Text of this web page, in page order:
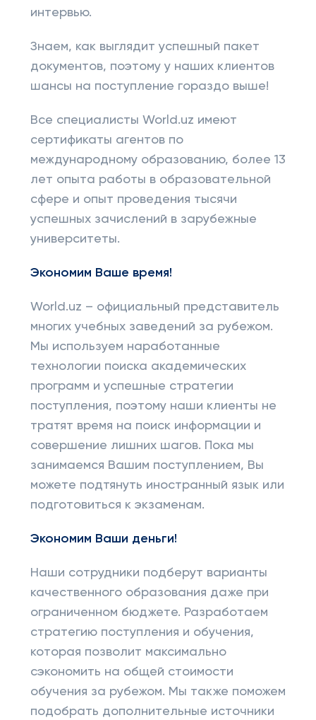
интервью.
Знаем, как выглядит успешный пакет
документов, поэтому у наших клиентов
шансы на поступление гораздо выше!
Все специалисты World.uz имеют
сертификаты агентов по
международному образованию, более 13
лет опыта работы в образовательной
сфере и опыт проведения тысячи
успешных зачислений в зарубежные
университеты.
Экономим Ваше время!
World.uz – официальный представитель
многих учебных заведений за рубежом.
Мы используем наработанные
технологии поиска академических
программ и успешные стратегии
поступления, поэтому наши клиенты не
тратят время на поиск информации и
совершение лишних шагов. Пока мы
занимаемся Вашим поступлением, Вы
можете подтянуть иностранный язык или
подготовиться к экзаменам.
Экономим Ваши деньги!
Наши сотрудники подберут варианты
качественного образования даже при
ограниченном бюджете. Разработаем
стратегию поступления и обучения,
которая позволит максимально
сэкономить на общей стоимости
обучения за рубежом. Мы также поможем
подобрать дополнительные источники